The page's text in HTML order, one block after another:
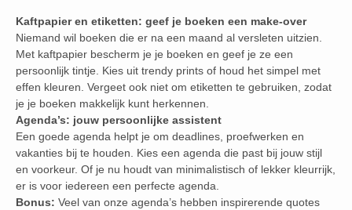
Kaftpapier en etiketten: geef je boeken een make-over
Niemand wil boeken die er na een maand al versleten uitzien.
Met kaftpapier bescherm je je boeken en geef je ze een
persoonlijk tintje. Kies uit trendy prints of houd het simpel met
effen kleuren. Vergeet ook niet om etiketten te gebruiken, zodat
je je boeken makkelijk kunt herkennen.
Agenda’s: jouw persoonlijke assistent
Een goede agenda helpt je om deadlines, proefwerken en
vakanties bij te houden. Kies een agenda die past bij jouw stijl
en voorkeur. Of je nu houdt van minimalistisch of lekker kleurrijk,
er is voor iedereen een perfecte agenda.
Bonus: Veel van onze agenda’s hebben inspirerende quotes